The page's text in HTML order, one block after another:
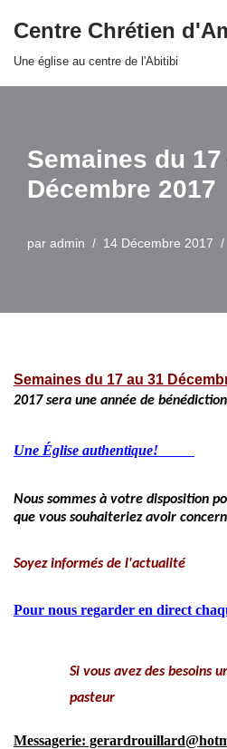
Centre Chrétien
Une église au centre de l'Abitibi
Semaines du 17
Décembre 2017
par admin 14 Décembre 2017
Semaines du 17 au 31
2017 sera une année de
Une Église authentique!
Nous sommes à votre disposition
que vous souhaiteriez avoir
Soyez informés de l'actualité
Pour nous regarder en direct
Si vous avez des besoins
pasteur
Messagerie: